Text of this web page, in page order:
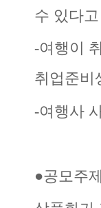
수 있다
-여행이
취업준비
-여행사
●공모주제